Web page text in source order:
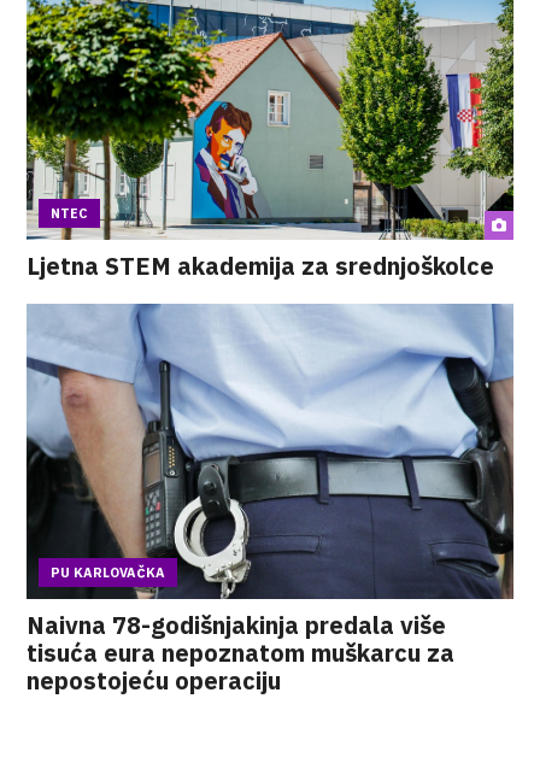
NTEC
Ljetna STEM akademija za srednjoškolce
PU KARLOVAČKA
Naivna 78-godišnjakinja predala više
tisuća eura nepoznatom muškarcu za
nepostojeću operaciju